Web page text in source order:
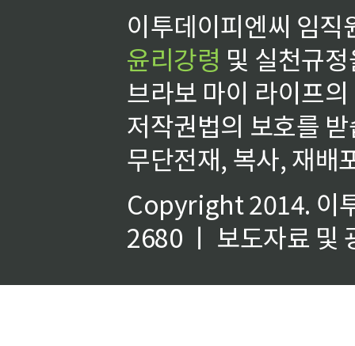
이투데이피엔씨 임
윤리강령 및 실천규
브라보 마이 라이프
저작권법의 보호를
무단전재, 복사, 재배
Copyright 2014. 이
2680 ㅣ 보도자료